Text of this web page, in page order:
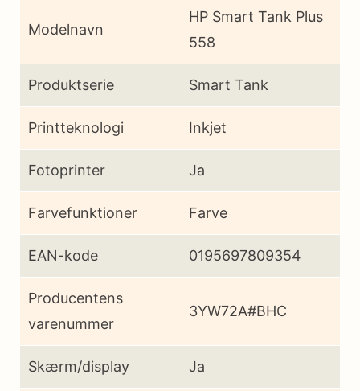
Modelnavn
HP Smart Tank Plus
558
Produktserie Smart Tank
Printteknologi Inkjet
Fotoprinter Ja
Farvefunktioner Farve
EAN-kode 0195697809354
Producentens
varenummer
3YW72A#BHC
Skærm/display Ja